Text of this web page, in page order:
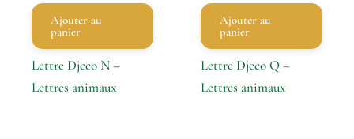
Ajouter au
panier
Lettre Djeco N –
Lettres animaux
Ajouter au
panier
Lettre Djeco Q –
Lettres animaux